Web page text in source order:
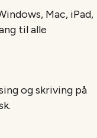
Mac, iPad,
til alle
og skriving på